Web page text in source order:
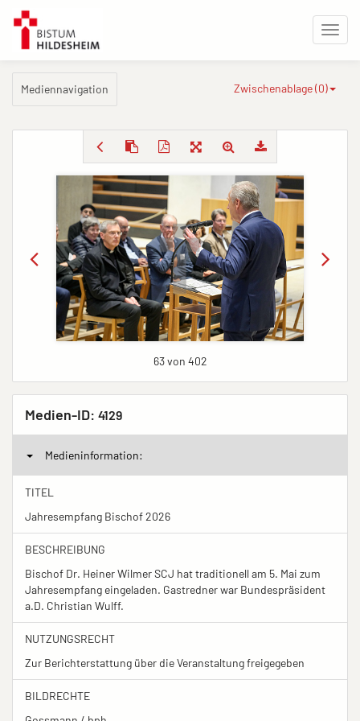
Mediennavigation Zwischenablage (0)
63 von 402
Medien-ID: 4129
Medieninformation:
TITEL
Jahresempfang Bischof 2026
BESCHREIBUNG
Bischof Dr. Heiner Wilmer SCJ hat traditionell am 5. Mai zum
Jahresempfang eingeladen. Gastredner war Bundespräsident
a.D. Christian Wulff.
NUTZUNGSRECHT
Zur Berichterstattung über die Veranstaltung freigegeben
BILDRECHTE